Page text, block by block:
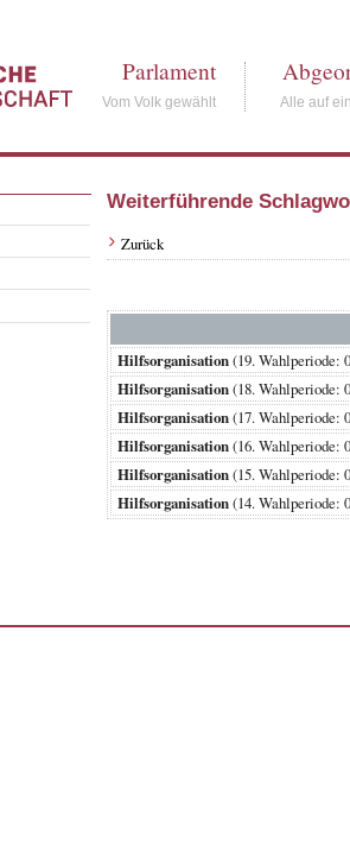
Parlament
Vom Volk gewählt Alle auf
Weiterführende
Zurück
Hilfsorganisation(19.
Hilfsorganisation(18.
Hilfsorganisation(17.
Hilfsorganisation(16.
Hilfsorganisation(15.
Hilfsorganisation(14.